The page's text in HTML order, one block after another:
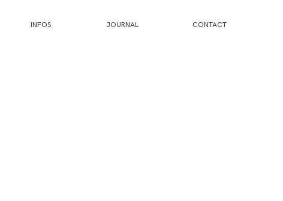
INFOS JOURNAL CONTACT